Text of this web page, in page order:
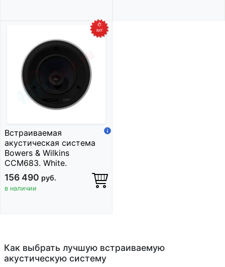
Встраиваемая
акустическая система
Bowers & Wilkins
CCM683. White.
156 490 руб.
в наличии
Как выбрать лучшую встраиваемую
акустическую систему